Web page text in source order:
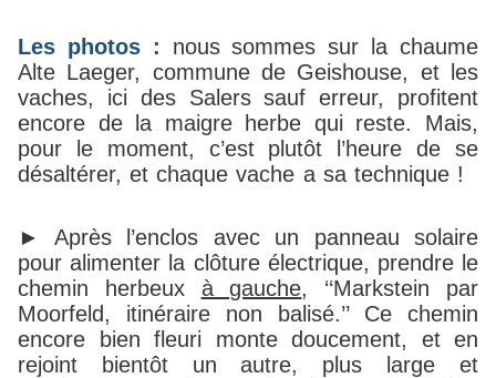
Les photos : nous sommes sur la chaume
Alte Laeger, commune de Geishouse, et les
vaches, ici des Salers sauf erreur, profitent
encore de la maigre herbe qui reste. Mais,
pour le moment, c’est plutôt l’heure de se
désaltérer, et chaque vache a sa technique !
► Après l’enclos avec un panneau solaire
pour alimenter la clôture électrique, prendre le
chemin herbeux à gauche, ‘‘Markstein par
Moorfeld, itinéraire non balisé.’’ Ce chemin
encore bien fleuri monte doucement, et en
rejoint bientôt un autre, plus large et